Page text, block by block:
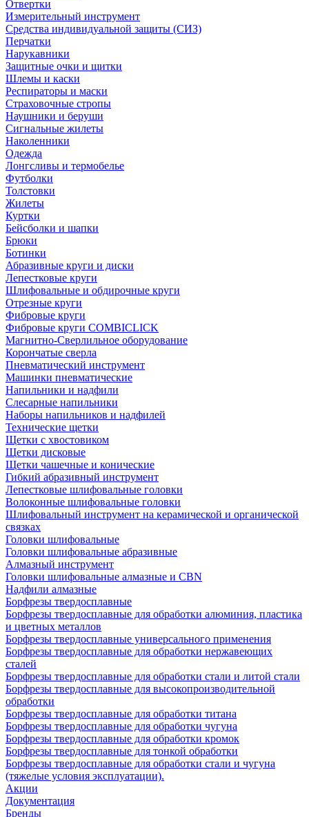
Отвертки
Измерительный инструмент
Средства индивидуальной защиты (СИЗ)
Перчатки
Нарукавники
Защитные очки и щитки
Шлемы и каски
Респираторы и маски
Страховочные стропы
Наушники и беруши
Сигнальные жилеты
Наколенники
Одежда
Лонгсливы и термобелье
Футболки
Толстовки
Жилеты
Куртки
Бейсболки и шапки
Брюки
Ботинки
Абразивные круги и диски
Лепестковые круги
Шлифовальные и обдирочные круги
Отрезные круги
Фибровые круги
Фибровые круги COMBICLICK
Магнитно-Сверлильное оборудование
Корончатые сверла
Пневматический инструмент
Машинки пневматические
Напильники и надфили
Слесарные напильники
Наборы напильников и надфилей
Технические щетки
Щетки с хвостовиком
Щетки дисковые
Щетки чашечные и конические
Гибкий абразивный инструмент
Лепестковые шлифовальные головки
Волоконные шлифовальные головки
Шлифовальный инструмент на керамической и органической
связках
Головки шлифовальные
Головки шлифовальные абразивные
Алмазный инструмент
Головки шлифовальные алмазные и CBN
Надфили алмазные
Борфрезы твердосплавные
Борфрезы твердосплавные для обработки алюминия, пластика
и цветных металлов
Борфрезы твердосплавные универсального применения
Борфрезы твердосплавные для обработки нержавеющих
сталей
Борфрезы твердосплавные для обработки стали и литой стали
Борфрезы твердосплавные для высокопроизводительной
обработки
Борфрезы твердосплавные для обработки титана
Борфрезы твердосплавные для обработки чугуна
Борфрезы твердосплавные для обработки кромок
Борфрезы твердосплавные для тонкой обработки
Борфрезы твердосплавные для обработки стали и чугуна
(тяжелые условия эксплуатации).
Акции
Документация
Бренды